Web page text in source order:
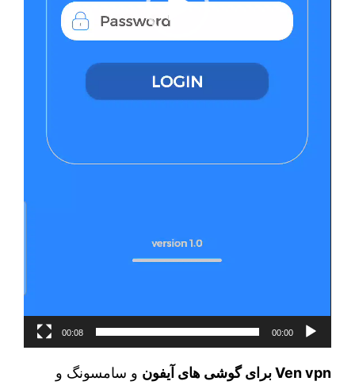
00:00
00:08
Ven vpn برای گوشی های آیفون
و سامسونگ و